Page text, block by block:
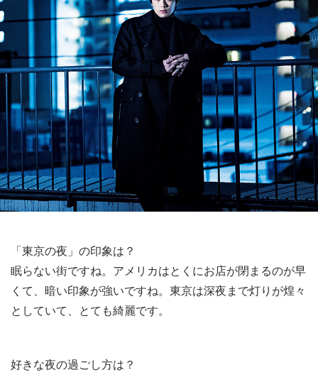
「東京の夜」の印象は？
眠らない街ですね。アメリカはとくにお店が閉まるのが早
くて、暗い印象が強いですね。東京は深夜まで灯りが煌々
としていて、とても綺麗です。
好きな夜の過ごし方は？